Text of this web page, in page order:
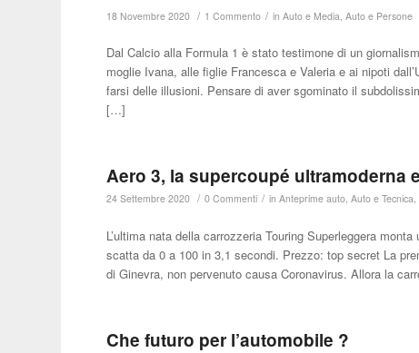
18 Novembre 2020 / 1 Commento / inAuto e Media,Auto e Persone
Dal Calcio alla Formula 1 è stato testimone di un
moglie Ivana, alle figlie Francesca e Valeria e ai nipoti
farsi delle illusioni. Pensare di aver sgominato il
[…]
Aero 3, la supercoupé ultramoderna
24 Settembre 2020 / 0 Commenti / inAnteprime auto,Auto e Tecnica,
L’ultima nata della carrozzeria Touring Superleggera
scatta da 0 a 100 in 3,1 secondi. Prezzo: top secret La
di Ginevra, non pervenuto causa Coronavirus. Allora la
Che futuro per l’automobile ?